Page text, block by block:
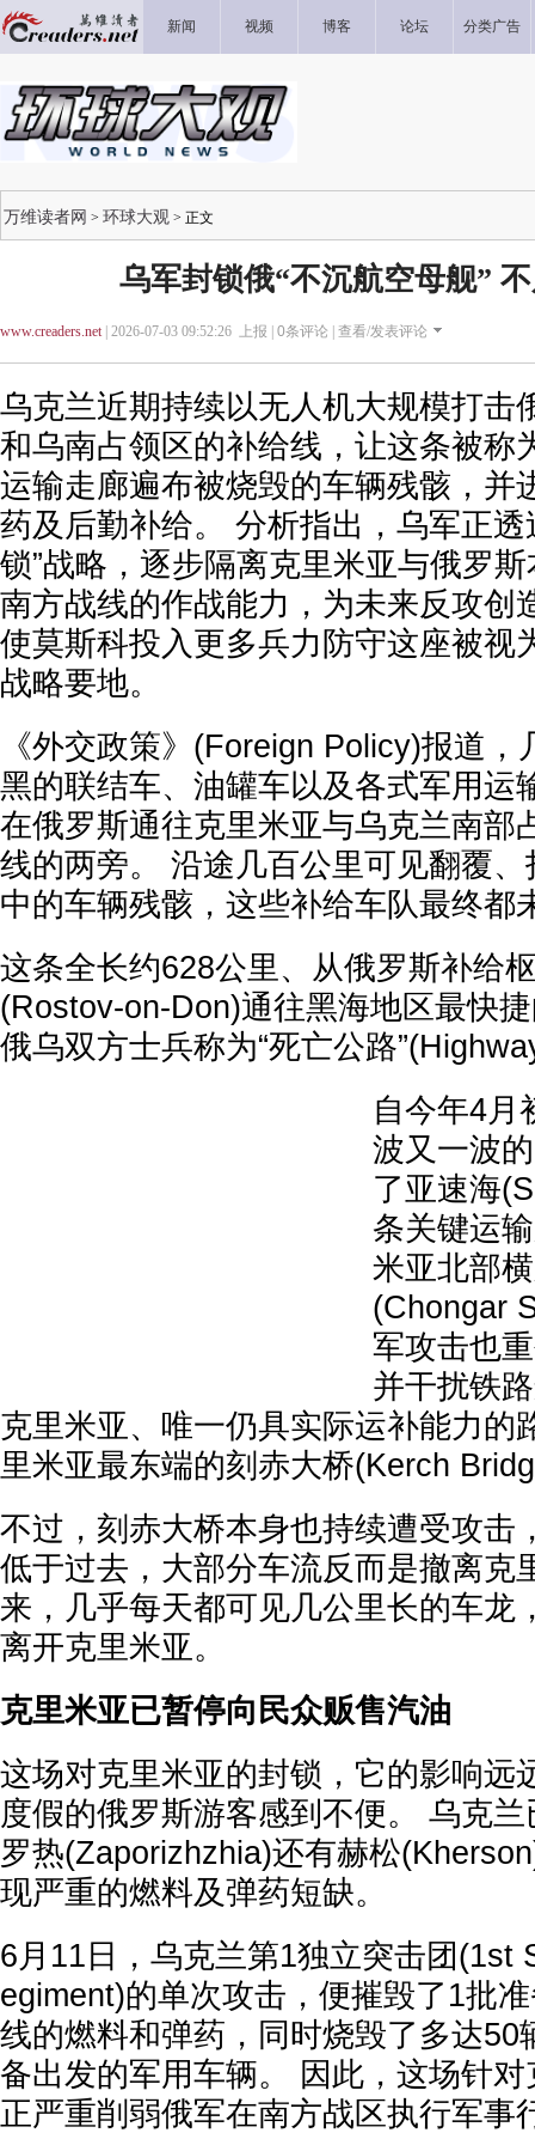
新闻 视频 博客 论坛 分类广告
万维读者网 > 环球大观 > 正文
乌军封锁俄“不沉航空母舰”
www.creaders.net| 2026-07-03 09:52:26 上报 | 0条评论 | 查看/发表评论
乌克兰近期持续以无人机大规模打击
和乌南占领区的补给线，让这条被称
运输走廊遍布被烧毁的车辆残骸，并
药及后勤补给。 分析指出，乌军正透
锁”战略，逐步隔离克里米亚与俄罗
南方战线的作战能力，为未来反攻创
使莫斯科投入更多兵力防守这座被视
战略要地。
《外交政策》(Foreign Policy)报道
黑的联结车、油罐车以及各式军用运
在俄罗斯通往克里米亚与乌克兰南部
线的两旁。 沿途几百公里可见翻覆
中的车辆残骸，这些补给车队最终都
这条全长约628公里、从俄罗斯补给
(Rostov-on-Don)通往黑海地区最快
俄乌双方士兵称为“死亡公路
自今年4月
波又一波
了亚速海
条关键运
米亚北部
(Chongar
军攻击也
并干扰铁
克里米亚、唯一仍具实际运补能力的
里米亚最东端的刻赤大桥(Kerch
不过，刻赤大桥本身也持续遭受攻击
低于过去，大部分车流反而是撤离克
来，几乎每天都可见几公里长的车龙
离开克里米亚。
克里米亚已暂停向民众贩售汽油
这场对克里米亚的封锁，它的影响远
度假的俄罗斯游客感到不便。 乌克
罗热(Zaporizhzhia)还有赫松
现严重的燃料及弹药短缺。
6月11日，乌克兰第1独立突击团(1st
egiment)的单次攻击，便摧毁了1批
线的燃料和弹药，同时烧毁了多达50
备出发的军用车辆。 因此，这场针
正严重削弱俄军在南方战区执行军事